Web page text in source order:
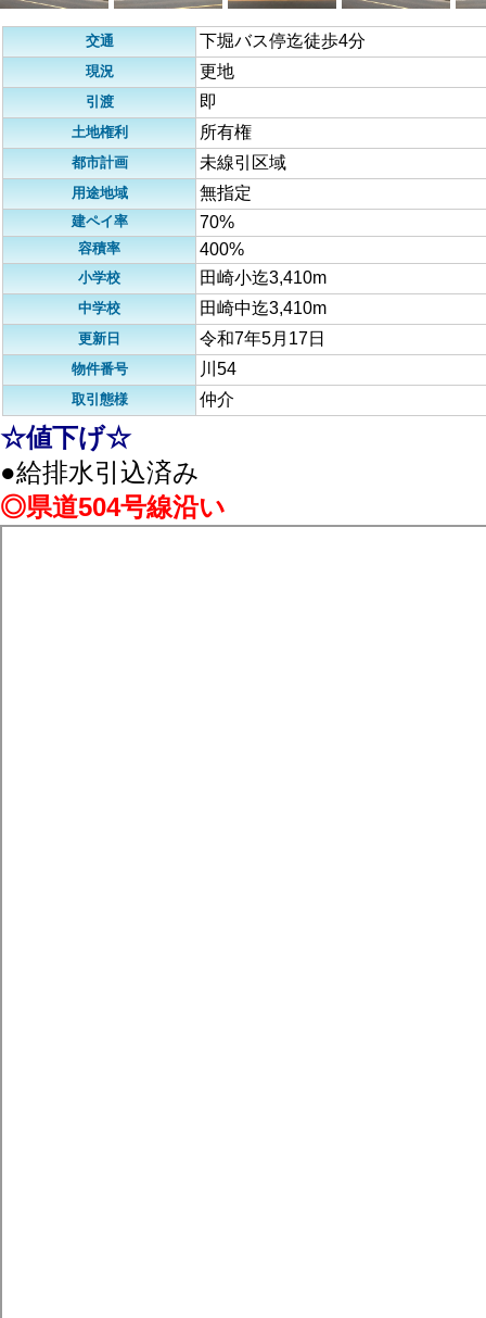
交通 下堀バス停迄徒歩4分
現況 更地
引渡 即
土地権利 所有権
都市計画 未線引区域
用途地域 無指定
建ペイ率 70%
容積率 400%
小学校 田崎小迄3,410m
中学校 田崎中迄3,410m
更新日 令和7年5月17日
物件番号 川54
取引態様 仲介
☆値下げ☆
●給排水引込済み
◎県道504号線沿い